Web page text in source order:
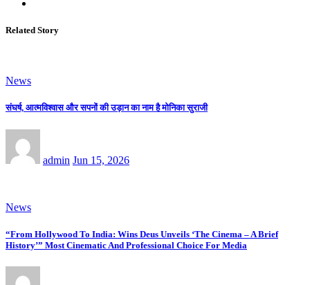
Related Story
News
संघर्ष, आत्मविश्वास और सपनों की उड़ान का नाम है मोनिका सुराजी
admin Jun 15, 2026
News
“From Hollywood To India: Wins Deus Unveils ‘The Cinema – A Brief
History’” Most Cinematic And Professional Choice For Media